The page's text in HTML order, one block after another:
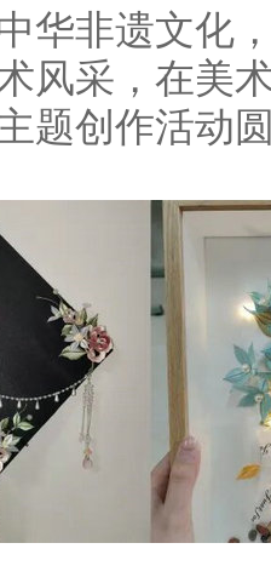
非遗文化，
风采，在美
题创作活动